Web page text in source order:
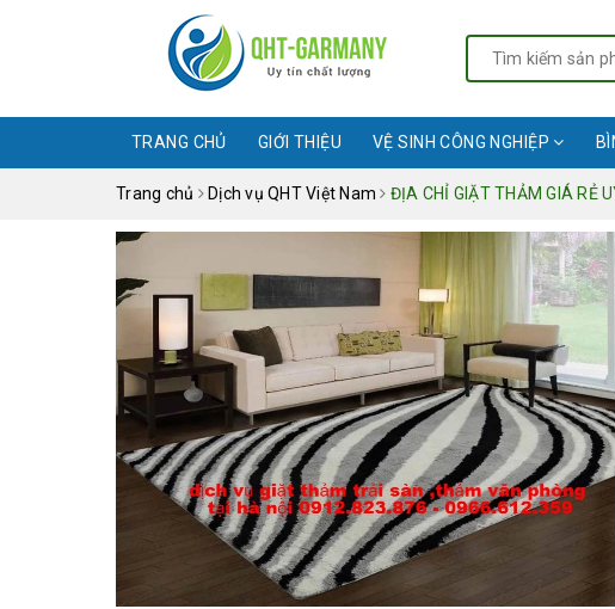
TRANG CHỦ GIỚI THIỆU VỆ SINH CÔNG NGHIỆP
Trang chủ Dịch vụ QHT Việt Nam ĐỊA CHỈ GIẶT THẢM GIÁ RẺ